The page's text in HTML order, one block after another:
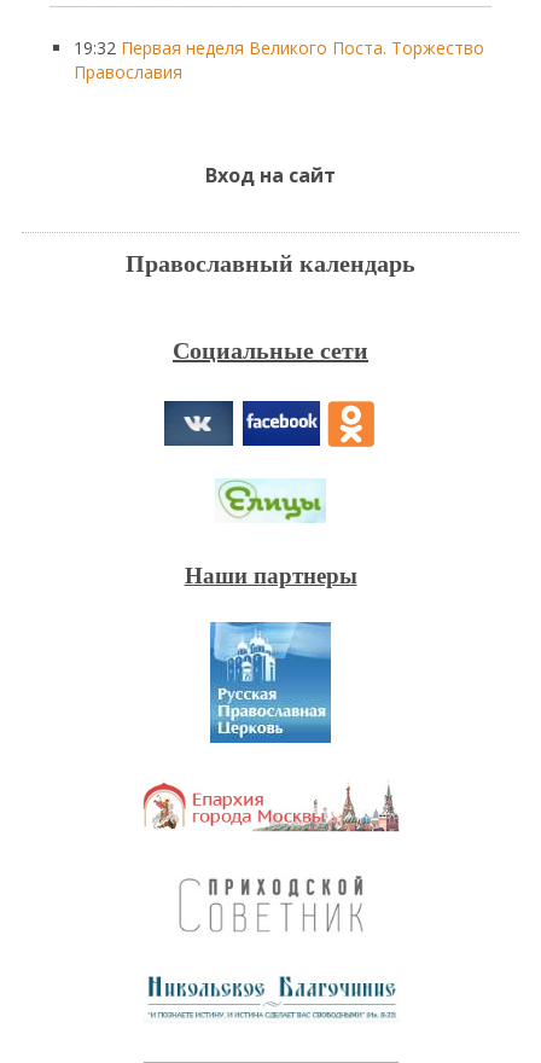
19:32 Первая неделя Великого Поста. Торжество
Православия
Вход на сайт
Православный календарь
Социальные сети
Наши партнеры